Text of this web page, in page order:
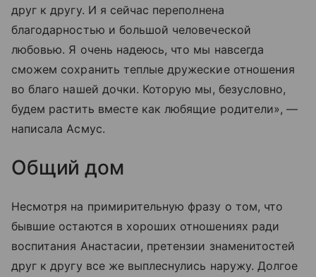
друг к другу. И я сейчас переполнена
благодарностью и большой человеческой
любовью. Я очень надеюсь, что мы навсегда
сможем сохранить теплые дружеские отношения
во благо нашей дочки. Которую мы, безусловно,
будем растить вместе как любящие родители», —
написала Асмус.
Общий дом
Несмотря на примирительную фразу о том, что
бывшие остаются в хороших отношениях ради
воспитания Анастасии, претензии знаменитостей
друг к другу все же выплеснулись наружу. Долгое